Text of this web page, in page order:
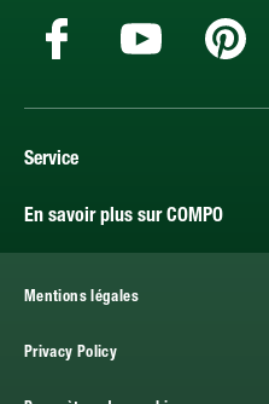
Service
En savoir plus sur COMPO
Mentions légales
Privacy Policy